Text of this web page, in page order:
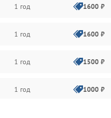
1 год 1600 ₽
1 год 1600 ₽
1 год 1500 ₽
1 год 1000 ₽